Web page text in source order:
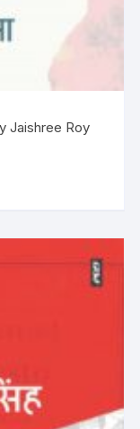
Jaishree Roy